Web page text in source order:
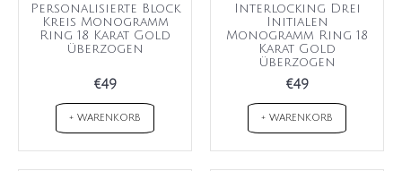
Personalisierte Block
Kreis Monogramm
Ring 18 Karat Gold
überzogen
€49
+ WARENKORB
Interlocking Drei
Initialen
Monogramm Ring 18
Karat Gold
überzogen
€49
+ WARENKORB